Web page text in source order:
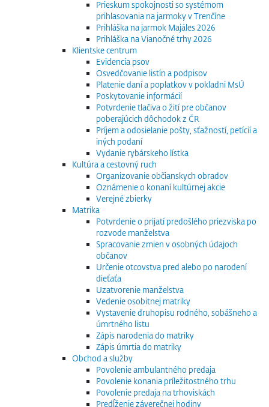
Prieskum spokojnosti so systémom
prihlasovania na jarmoky v Trenčíne
Prihláška na jarmok Majáles 2026
Prihláška na Vianočné trhy 2026
Klientske centrum
Evidencia psov
Osvedčovanie listín a podpisov
Platenie daní a poplatkov v pokladni MsÚ
Poskytovanie informácií
Potvrdenie tlačiva o žití pre občanov
poberajúcich dôchodok z ČR
Príjem a odosielanie pošty, sťažností, petícií a
iných podaní
Vydanie rybárskeho lístka
Kultúra a cestovný ruch
Organizovanie občianskych obradov
Oznámenie o konaní kultúrnej akcie
Verejné zbierky
Matrika
Potvrdenie o prijatí predošlého priezviska po
rozvode manželstva
Spracovanie zmien v osobných údajoch
občanov
Určenie otcovstva pred alebo po narodení
dieťaťa
Uzatvorenie manželstva
Vedenie osobitnej matriky
Vystavenie druhopisu rodného, sobášneho a
úmrtného listu
Zápis narodenia do matriky
Zápis úmrtia do matriky
Obchod a služby
Povolenie ambulantného predaja
Povolenie konania príležitostného trhu
Povolenie predaja na trhoviskách
Predĺženie záverečnej hodiny